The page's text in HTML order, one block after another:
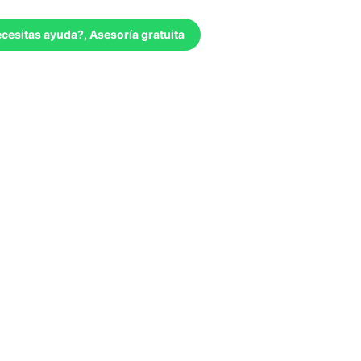
ayuda?, Asesoría gratuita